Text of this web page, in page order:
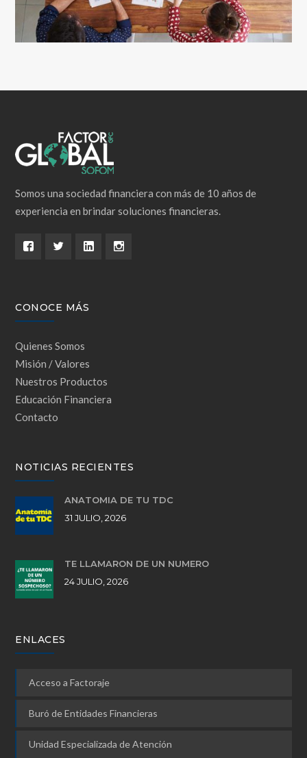
Somos una sociedad financiera con más de 10 años de
experiencia en brindar soluciones financieras.
CONOCE MÁS
Quienes Somos
Misión / Valores
Nuestros Productos
Educación Financiera
Contacto
NOTICIAS RECIENTES
ANATOMÍA DE TU TDC
31 JULIO, 2026
TE LLAMARON DE UN NÚMERO
24 JULIO, 2026
ENLACES
Acceso a Factoraje
Buró de Entidades Financieras
Unidad Especializada de Atención